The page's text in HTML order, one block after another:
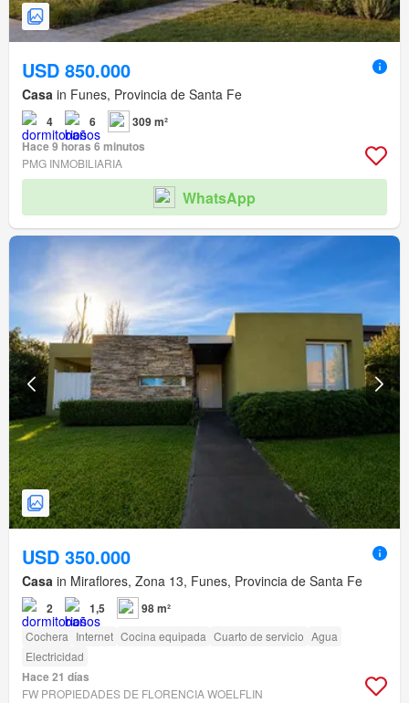
USD 850.000
Casa in Funes, Provincia de Santa Fe
4 6
309 m²
Hace 9 horas 6 minutos
PMG INMOBILIARIA
WhatsApp
USD 350.000
Casa in Miraflores, Zona 13, Funes, Provincia de Santa Fe
2 1,5 98 m²
Cochera Internet Cocina equipada Cuarto de servicio Agua
Electricidad
Hace 21 días
FW PROPIEDADES DE FLORENCIA WOELFLIN